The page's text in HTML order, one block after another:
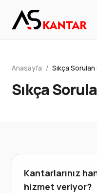
Anasayfa / Sıkça
Sıkça
Kantarlarınız
hizmet veriyor?